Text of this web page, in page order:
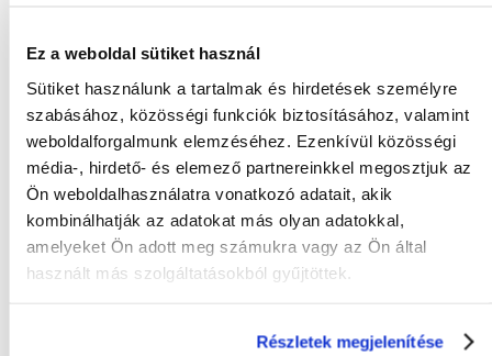
Ez a weboldal sütiket használ
Sütiket használunk a tartalmak és hirdetések személyre
szabásához, közösségi funkciók biztosításához, valamint
weboldalforgalmunk elemzéséhez. Ezenkívül közösségi
média-, hirdető- és elemező partnereinkkel megosztjuk az
Ön weboldalhasználatra vonatkozó adatait, akik
kombinálhatják az adatokat más olyan adatokkal,
amelyeket Ön adott meg számukra vagy az Ön által
használt más szolgáltatásokból gyűjtöttek.
Részletek megjelenítése
Gyakori Kérdések (GYIK)
FAJTA: Granulátum
Tulajdonságok
CSOMAG SÚLYA
(KG):
0.13